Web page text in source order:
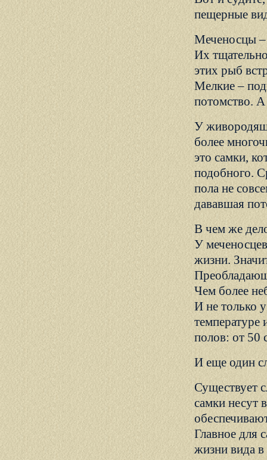
пещерные
Меченосцы –
Их
этих рыб
Мелкие –
потомство.
У
более
это самки,
подобного.
пола не
дававшая
В чем же
У
жизни.
Чем более
И не только
температуре
полов: от 50
И еще один
Существует
самки несут
Главное для
жизни вида в